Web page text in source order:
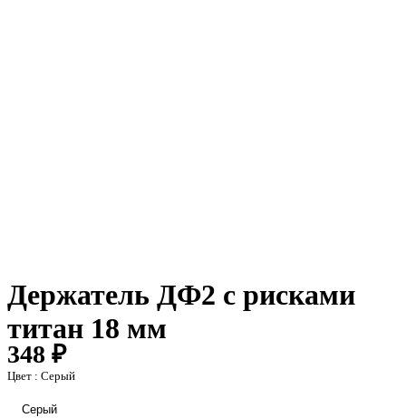
Держатель ДФ2 с рисками
титан 18 мм
348 ₽
Цвет : Серый
Серый